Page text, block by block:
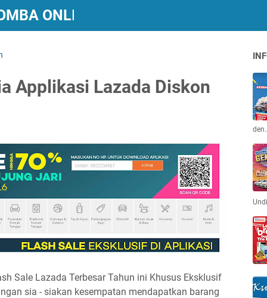
ONLINE BERHADIAH
Applikasi Lazada Diskon
Sale Lazada Terbesar Tahun ini Khusus Eksklusif
sia - siakan kesempatan mendapatkan barang